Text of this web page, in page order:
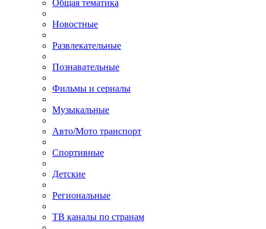
Общая тематика
Новостные
Развлекательные
Познавательные
Фильмы и сериалы
Музыкальные
Авто/Мото транспорт
Спортивные
Детские
Региональные
ТВ каналы по странам